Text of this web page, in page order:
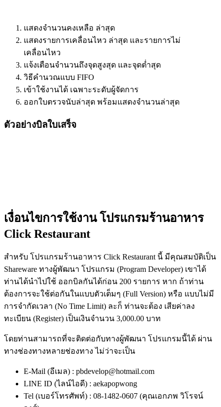
แสดงจำนวนคงเหลือ ล่าสุด
แสดงรายการเคลื่อนไหว ล่าสุด และรายการไม่
เคลื่อนไหว
แจ้งเตือนจำนวนถึงจุดสูงสุด และจุดต่ำสุด
วิธีคำนวณแบบ FIFO
เข้าใช้งานได้ เฉพาะระดับผู้จัดการ
ออกใบตรวจนับล่าสุด พร้อมแสดงจำนวนล่าสุด
ตัวอย่างบิลใบเสร็จ
เงื่อนไขการใช้งาน โปรแกรมร้านอาหาร
Click Restaurant
สำหรับ โปรแกรมร้านอาหาร Click Restaurant นี้ มีคุณสมบัติเป็น
Shareware ทางผู้พัฒนา โปรแกรม (Program Developer) เขาได้
ท่านได้นำไปใช้ ออกบิลกันได้ก่อน 200 รายการ หาก ถ้าท่าน
ต้องการจะใช้ต่อกันในแบบตัวเต็มๆ (Full Version) หรือ แบบไม่มี
การจำกัดเวลา (No Time Limit) ละก็ ท่านจะต้อง เสียค่าลง
ทะเบียน (Register) เป็นเงินจำนวน 3,000.00 บาท
โดยท่านสามารถที่จะติดต่อกับทางผู้พัฒนา โปรแกรมนี้ได้ ผ่าน
ทางช่องทางหลายช่องทาง ไม่ว่าจะเป็น
E-Mail (อีเมล) : pbdevelop@hotmail.com
LINE ID (ไลน์ไอดี) : aekapopwong
Tel (เบอร์โทรศัพท์) : 08-1482-0607 (คุณเอกภพ วิโรจน์